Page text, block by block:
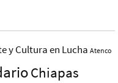
y Cultura en Lucha Atenco
Chiapas